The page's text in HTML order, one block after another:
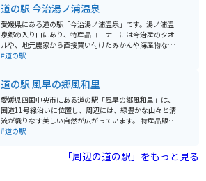
す。 来島海峡大橋を望む絶景スポットとしても人気があ
り、売店では地元の特産品や新鮮な海産物を購入できま
す。 レストランでは、来島海峡でとれた鯛や、地元産の
食材を使った料理を堪能できます。 バイク駐輪場は屋根
付きのスペースもあり、ツーリング中の休憩にも最適で
す。 しまなみ海道の絶景と、地元グルメを満喫できる道
道の駅 今治湯ノ浦温泉
愛媛県にある道の駅「今治湯ノ浦温泉」です。湯ノ浦温
泉郷の入り口にあり、特産品コーナーには今治産のタオ
ルや、地元農家から直接買い付けたみかんや海産物など
があります。ユニークな温泉の自販機（冷泉）もありま
て最適なスポットです。
#道の駅
道の駅 風早の郷風和里
愛媛県四国中央市にある道の駅「風早の郷風和里」は、
国道11号線沿いに位置し、周辺には、緑豊かな山々と清
流が織りなす美しい自然が広がっています。 特産品販売
所では、地元で採れた新鮮な野菜や果物、加工品などが
では、地元食材をふんだんに使った郷土料理や、名物の
「風和里ラーメン」などが味わえます。 また、バイクツ
#道の駅
「周辺の道の駅」をもっと見る